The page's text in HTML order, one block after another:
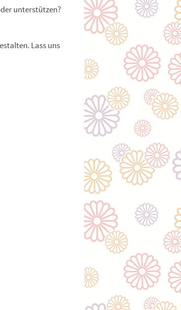
unterstützen?
Lass uns